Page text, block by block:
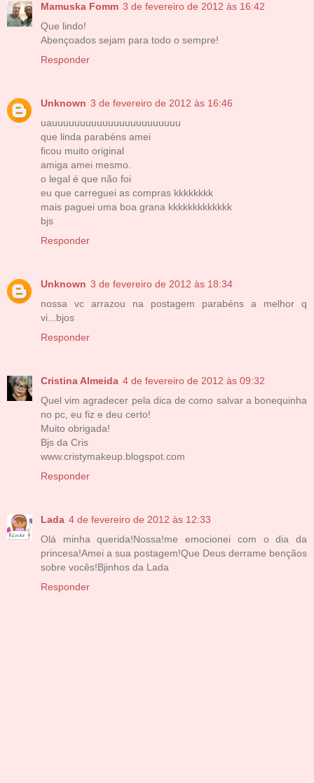
Mamuska Fomm 3 de fevereiro de 2012 às 16:42
Que lindo!
Abençoados sejam para todo o sempre!
Responder
Unknown 3 de fevereiro de 2012 às 16:46
uauuuuuuuuuuuuuuuuuuuuuuu
que linda parabéns amei
ficou muito original
amiga amei mesmo.
o legal é que não foi
eu que carreguei as compras kkkkkkkk
mais paguei uma boa grana kkkkkkkkkkkkk
bjs
Responder
Unknown 3 de fevereiro de 2012 às 18:34
nossa vc arrazou na postagem parabéns a melhor q
vi...bjos
Responder
Cristina Almeida 4 de fevereiro de 2012 às 09:32
Quel vim agradecer pela dica de como salvar a bonequinha
no pc, eu fiz e deu certo!
Muito obrigada!
Bjs da Cris
www.cristymakeup.blogspot.com
Responder
Lada 4 de fevereiro de 2012 às 12:33
Olá minha querida!Nossa!me emocionei com o dia da
princesa!Amei a sua postagem!Que Deus derrame bençãos
sobre vocês!Bjinhos da Lada
Responder